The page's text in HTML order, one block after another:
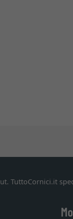
TuttoCornici.it